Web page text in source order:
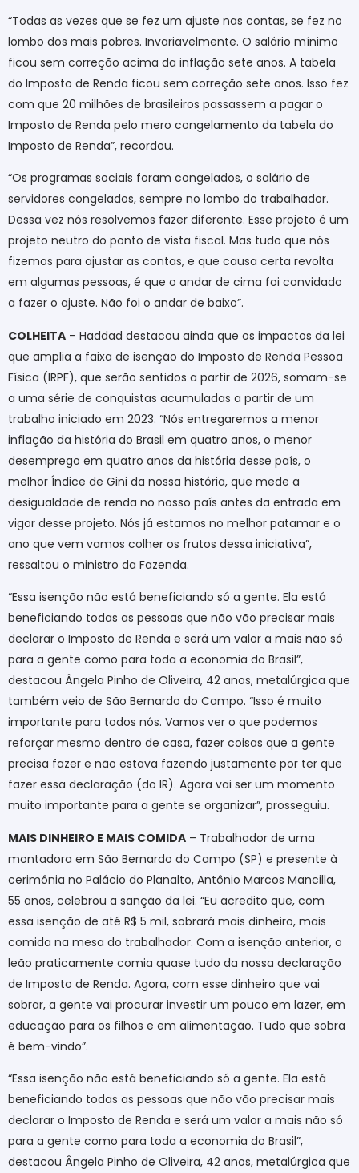
“Todas as vezes que se fez um ajuste nas contas, se fez no
lombo dos mais pobres. Invariavelmente. O salário mínimo
ficou sem correção acima da inflação sete anos. A tabela
do Imposto de Renda ficou sem correção sete anos. Isso fez
com que 20 milhões de brasileiros passassem a pagar o
Imposto de Renda pelo mero congelamento da tabela do
Imposto de Renda”, recordou.
“Os programas sociais foram congelados, o salário de
servidores congelados, sempre no lombo do trabalhador.
Dessa vez nós resolvemos fazer diferente. Esse projeto é um
projeto neutro do ponto de vista fiscal. Mas tudo que nós
fizemos para ajustar as contas, e que causa certa revolta
em algumas pessoas, é que o andar de cima foi convidado
a fazer o ajuste. Não foi o andar de baixo”.
COLHEITA – Haddad destacou ainda que os impactos da lei
que amplia a faixa de isenção do Imposto de Renda Pessoa
Física (IRPF), que serão sentidos a partir de 2026, somam-se
a uma série de conquistas acumuladas a partir de um
trabalho iniciado em 2023. “Nós entregaremos a menor
inflação da história do Brasil em quatro anos, o menor
desemprego em quatro anos da história desse país, o
melhor Índice de Gini da nossa história, que mede a
desigualdade de renda no nosso país antes da entrada em
vigor desse projeto. Nós já estamos no melhor patamar e o
ano que vem vamos colher os frutos dessa iniciativa”,
ressaltou o ministro da Fazenda.
“Essa isenção não está beneficiando só a gente. Ela está
beneficiando todas as pessoas que não vão precisar mais
declarar o Imposto de Renda e será um valor a mais não só
para a gente como para toda a economia do Brasil”,
destacou Ângela Pinho de Oliveira, 42 anos, metalúrgica que
também veio de São Bernardo do Campo. “Isso é muito
importante para todos nós. Vamos ver o que podemos
reforçar mesmo dentro de casa, fazer coisas que a gente
precisa fazer e não estava fazendo justamente por ter que
fazer essa declaração (do IR). Agora vai ser um momento
muito importante para a gente se organizar”, prosseguiu.
MAIS DINHEIRO E MAIS COMIDA – Trabalhador de uma
montadora em São Bernardo do Campo (SP) e presente à
cerimônia no Palácio do Planalto, Antônio Marcos Mancilla,
55 anos, celebrou a sanção da lei. “Eu acredito que, com
essa isenção de até R$ 5 mil, sobrará mais dinheiro, mais
comida na mesa do trabalhador. Com a isenção anterior, o
leão praticamente comia quase tudo da nossa declaração
de Imposto de Renda. Agora, com esse dinheiro que vai
sobrar, a gente vai procurar investir um pouco em lazer, em
educação para os filhos e em alimentação. Tudo que sobra
é bem-vindo”.
“Essa isenção não está beneficiando só a gente. Ela está
beneficiando todas as pessoas que não vão precisar mais
declarar o Imposto de Renda e será um valor a mais não só
para a gente como para toda a economia do Brasil”,
destacou Ângela Pinho de Oliveira, 42 anos, metalúrgica que